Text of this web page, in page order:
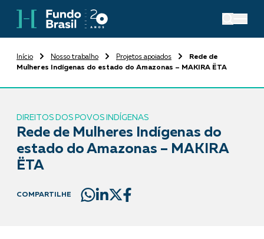
Início Nosso trabalho Projetos apoiados
Rede de
Mulheres Indígenas do estado do Amazonas – MAKIRA ËTA
DIREITOS DOS POVOS INDÍGENAS
Rede de Mulheres Indígenas do
estado do Amazonas – MAKIRA
ËTA
COMPARTILHE